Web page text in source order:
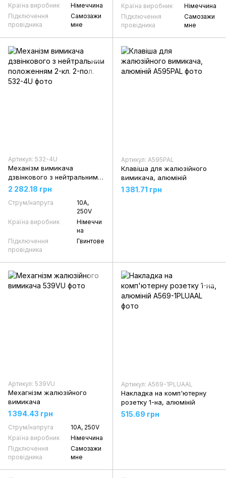
Країна виробник
Німеччина
Підключення
провідника
Самозажи
мне
Країна виробник
Німеччина
Підключення
провідника
Самозажи
мне
Артикул: 532-4U
Механізм вимикача
дзвінкового з нейтральним
положенням 2-кл. 2-пол.
2 282.18 грн
Струм/напруга
10А,
250V
Країна виробник
Німеччи
на
Підключення
провідника
Гвинтове
Артикул: A595PAL
Клавіша для жалюзійного
вимикача, алюміній
1 381.71 грн
Артикул: 539VU
Мехагнізм жалюзійного
вимикача
1 394.43 грн
Струм/напруга
10А, 250V
Країна виробник
Німеччина
Підключення
провідника
Самозажи
мне
Артикул: A569-1PLUAAL
Накладка на комп'ютерну
розетку 1-на, алюміній
515.69 грн